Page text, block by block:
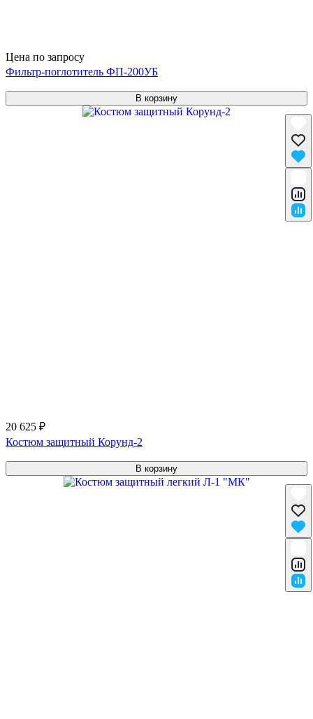
Цена по запросу
Фильтр-поглотитель ФП-200УБ
В корзину
20 625 ₽
Костюм защитный Корунд-2
В корзину